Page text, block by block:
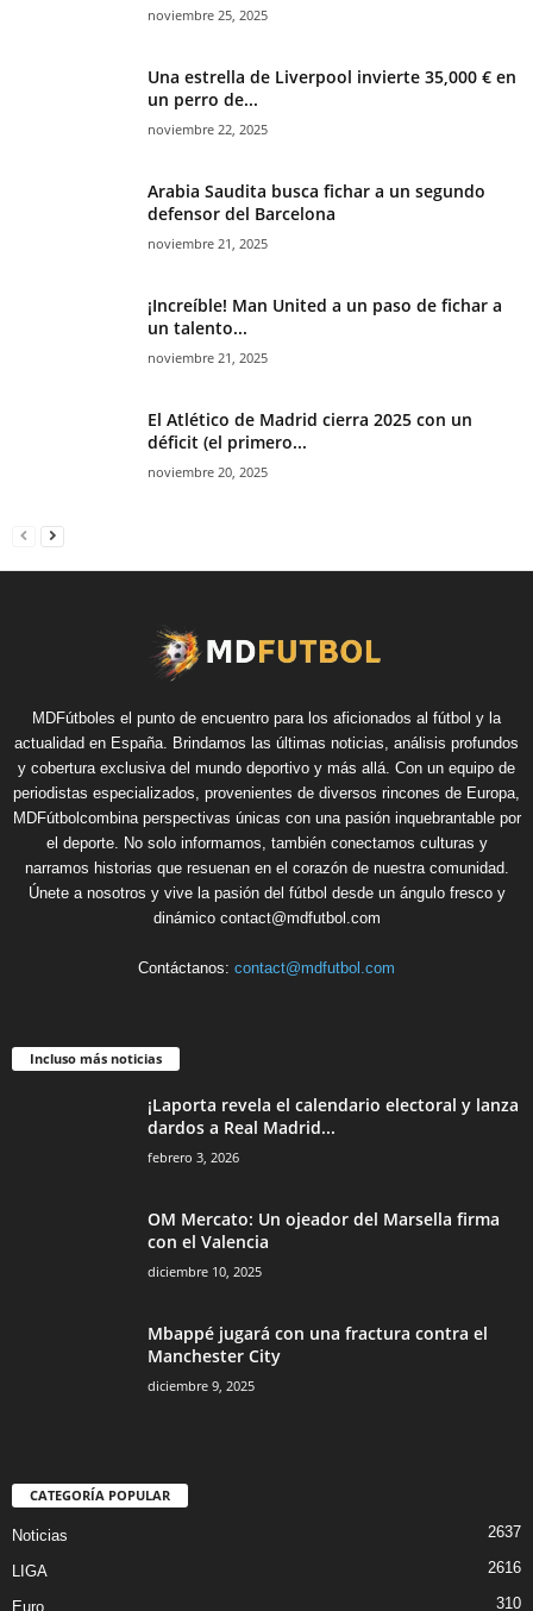
noviembre 25, 2025
Una estrella de Liverpool invierte 35,000 € en
un perro de...
noviembre 22, 2025
Arabia Saudita busca fichar a un segundo
defensor del Barcelona
noviembre 21, 2025
¡Increíble! Man United a un paso de fichar a
un talento...
noviembre 21, 2025
El Atlético de Madrid cierra 2025 con un
déficit (el primero...
noviembre 20, 2025
MDFútboles el punto de encuentro para los aficionados al fútbol y la
actualidad en España. Brindamos las últimas noticias, análisis profundos
y cobertura exclusiva del mundo deportivo y más allá. Con un equipo de
periodistas especializados, provenientes de diversos rincones de Europa,
MDFútbolcombina perspectivas únicas con una pasión inquebrantable por
el deporte. No solo informamos, también conectamos culturas y
narramos historias que resuenan en el corazón de nuestra comunidad.
Únete a nosotros y vive la pasión del fútbol desde un ángulo fresco y
dinámico contact@mdfutbol.com
Contáctanos: contact@mdfutbol.com
Incluso más noticias
¡Laporta revela el calendario electoral y lanza
dardos a Real Madrid...
febrero 3, 2026
OM Mercato: Un ojeador del Marsella firma
con el Valencia
diciembre 10, 2025
Mbappé jugará con una fractura contra el
Manchester City
diciembre 9, 2025
CATEGORÍA POPULAR
Noticias 2637
LIGA 2616
Euro 310